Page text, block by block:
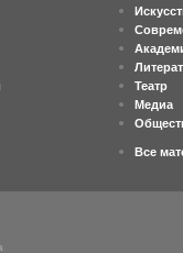
Театр
Медиа
Все